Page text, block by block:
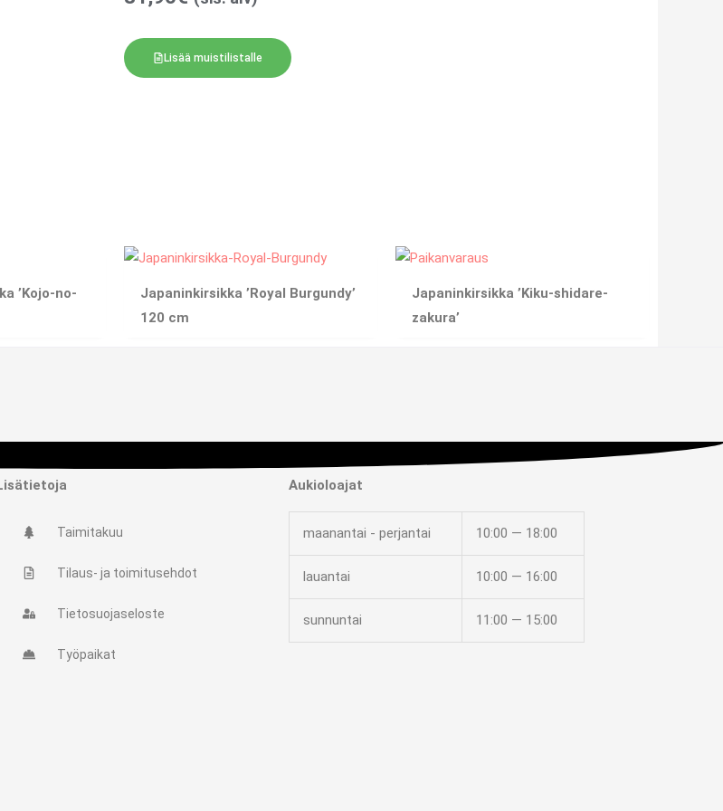
Lisää muistilistalle
’Kojo-no-
Japaninkirsikka ’Royal Burgundy’
120 cm
Japaninkirsikka ’Kiku-shidare-
zakura’
Taimitakuu
Tilaus- ja toimitusehdot
Tietosuojaseloste
Työpaikat
Aukioloajat
maanantai - perjantai 10:00 — 18:00
lauantai 10:00 — 16:00
sunnuntai 11:00 — 15:00